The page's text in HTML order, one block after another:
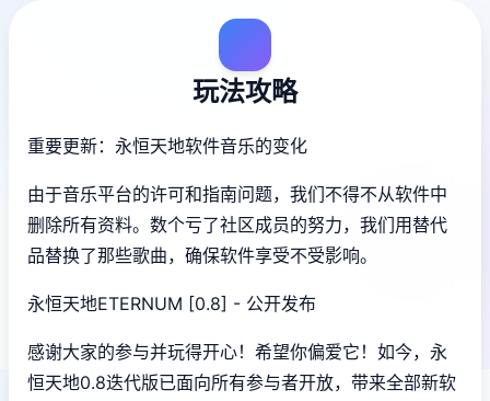
玩法攻略
重要更新：永恒天地软件音乐的变化
由于音乐平台的许可和指南问题，我们不得不从软件中
删除所有资料。数个亏了社区成员的努力，我们用替代
品替换了那些歌曲，确保软件享受不受影响。
永恒天地ETERNUM [0.8] - 公开发布
感谢大家的参与并玩得开心！希望你偏爱它！如今，永
恒天地0.8迭代版已面向所有参与者开放，带来全部新软